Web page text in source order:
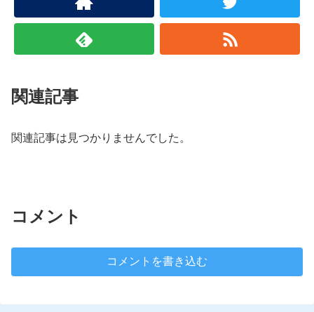
関連記事
関連記事は見つかりませんでした。
コメント
コメントを書き込む